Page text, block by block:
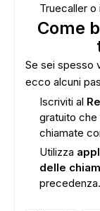
Truecaller
Come
Se sei spesso
ecco alcuni
Iscriviti al
gratuito
chiamate
Utilizza
delle
precedenza.